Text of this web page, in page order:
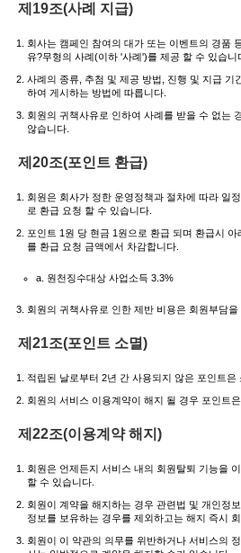
제19조(사례 지급)
회사는 캠페인 참여의 대가 또는 이벤트의 경품
유?무형의 사례(이하 '사례')를 제공 할 수 있습니
사례의 종류, 추첨 및 제공 방법, 진행 및 지급 기
하여 게시하는 방법에 따릅니다.
회원의 귀책사유로 인하여 사례를 받을 수 없는
않습니다.
제20조(포인트 환급)
회원은 회사가 정한 운영정책과 절차에 따라 일
로 환급 요청 할 수 있습니다.
포인트 1원 당 현금 1원으로 환급 되며 환급시
를 환급 요청 금액에서 차감합니다.
a. 원천징수대상 사업소득 3.3%
회원의 귀책사유로 인한 제반 비용은 회원부담을
제21조(포인트 소멸)
적립된 날로부터 2년 간 사용되지 않은 포인트은
회원의 서비스 이용계약이 해지 될 경우 포인트
제22조(이용계약 해지)
회원은 언제든지 서비스 내의 회원탈퇴 기능을
할 수 있습니다.
회원이 계약을 해지하는 경우 관련법 및 개인정
정보를 보유하는 경우를 제외하고는 해지 즉시
회원이 이 약관의 의무를 위반하거나 서비스의